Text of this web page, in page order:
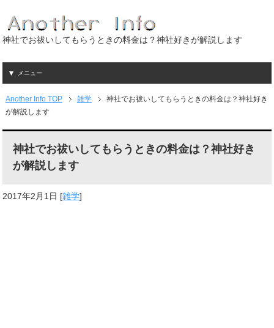
神社でお祓いしてもらうときの料金は？神社好きが解説します
メニュー
Another Info TOP 雑学
神社でお祓いしてもらうときの料金は？神社好き
が解説します
神社でお祓いしてもらうときの料金は？神社好き
が解説します
2017年2月1日 [雑学]